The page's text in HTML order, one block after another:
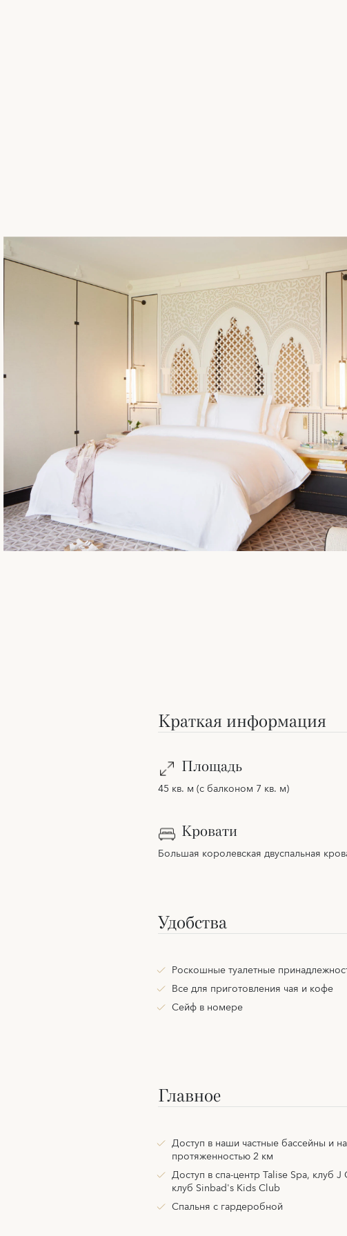
Краткая информация
Площадь
45 кв. м (с балконом 7 кв. м)
Кровати
Большая королевская двуспальная
Удобства
Роскошные туалетные
Все для приготовления чая и кофе
Сейф в номере
Главное
Доступ в наши частные бассейны и
протяженностью 2 км
Доступ в спа-центр Talise Spa, клуб J
клуб Sinbad's Kids Club
Спальня с гардеробной